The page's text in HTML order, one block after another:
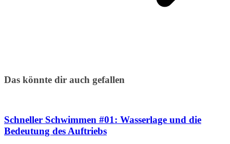
Das könnte dir auch gefallen
Schneller Schwimmen #01: Wasserlage und die
Bedeutung des Auftriebs